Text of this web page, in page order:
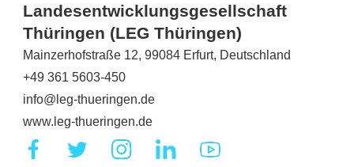
Landesentwicklungsgesellschaft
Thüringen (LEG Thüringen)
Mainzerhofstraße 12, 99084 Erfurt, Deutschland
+49 361 5603-450
info@leg-thueringen.de
www.leg-thueringen.de